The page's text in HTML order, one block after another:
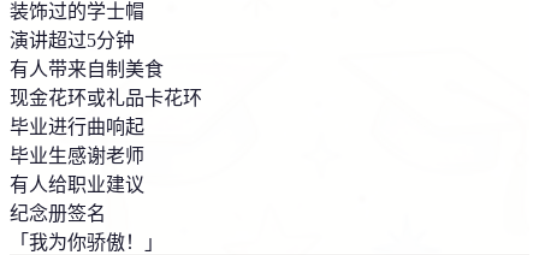
装饰过的学士帽
演讲超过5分钟
有人带来自制美食
现金花环或礼品卡花环
毕业进行曲响起
毕业生感谢老师
有人给职业建议
纪念册签名
「我为你骄傲！」